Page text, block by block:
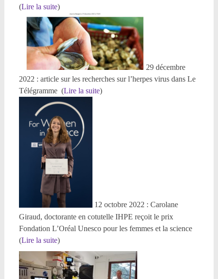
(Lire la suite)
29 décembre
2022 : article sur les recherches sur l’herpes virus dans Le
Télégramme (Lire la suite)
12 octobre 2022 : Carolane
Giraud, doctorante en cotutelle IHPE reçoit le prix
Fondation L’Oréal Unesco pour les femmes et la science
(Lire la suite)